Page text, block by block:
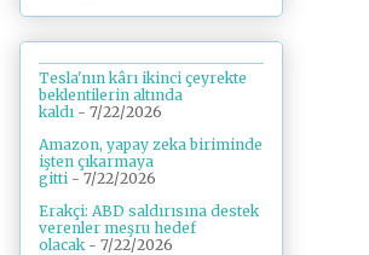
Tesla'nın kârı ikinci çeyrekte
beklentilerin altında
kaldı - 7/22/2026
Amazon, yapay zeka biriminde
işten çıkarmaya
gitti - 7/22/2026
Erakçi: ABD saldırısına destek
verenler meşru hedef
olacak - 7/22/2026